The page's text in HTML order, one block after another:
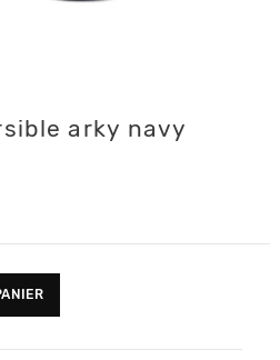
arky navy